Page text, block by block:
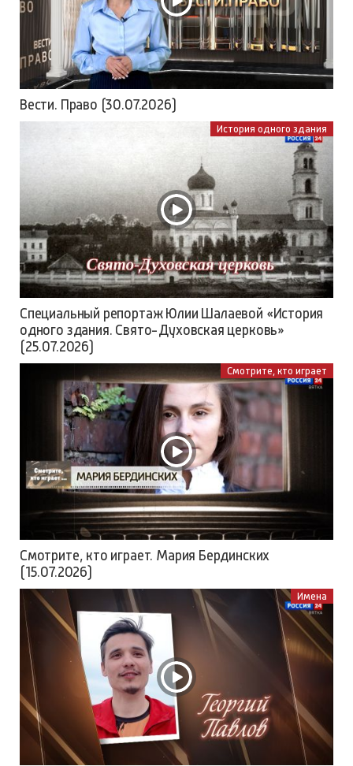
Вести. Право (30.07.2026)
История одного здания
Специальный репортаж Юлии Шалаевой «История
одного здания. Свято-Духовская церковь»
(25.07.2026)
Смотрите, кто играет
Смотрите, кто играет. Мария Бердинских
(15.07.2026)
Имена